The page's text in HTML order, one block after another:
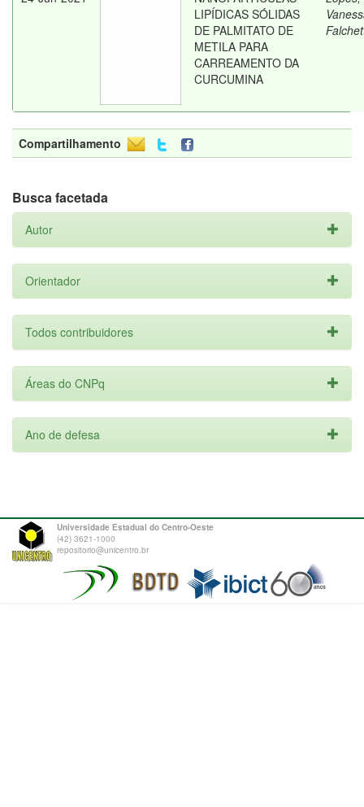
LIPÍDICAS SÓLIDAS
DE PALMITATO DE
METILA PARA
CARREAMENTO DA
CURCUMINA
Compartilhamento
Busca facetada
Autor
Orientador
Todos contribuidores
Áreas do CNPq
Ano de defesa
Universidade Estadual do Centro-Oeste
(42) 3621-1000
repositorio@unicentro.br